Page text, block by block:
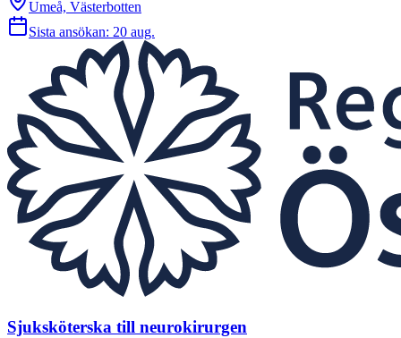
Umeå, Västerbotten
Sista ansökan: 20 aug.
Sjuksköterska till neurokirurgen